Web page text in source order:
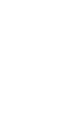
Peut-
un
Puis-